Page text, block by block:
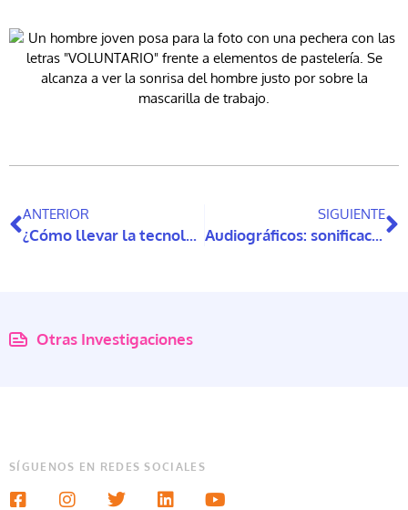
ANTERIOR
¿Cómo llevar la tecnología al trabajo social?
SIGUIENTE
Audiográficos: sonificación para la accesibilidad de información cuantitativa en formato gráfica
Otras Investigaciones
SÍGUENOS EN REDES SOCIALES